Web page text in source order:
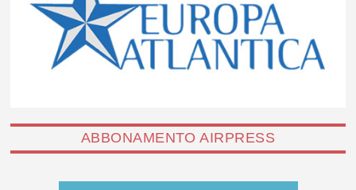
ABBONAMENTO AIRPRESS